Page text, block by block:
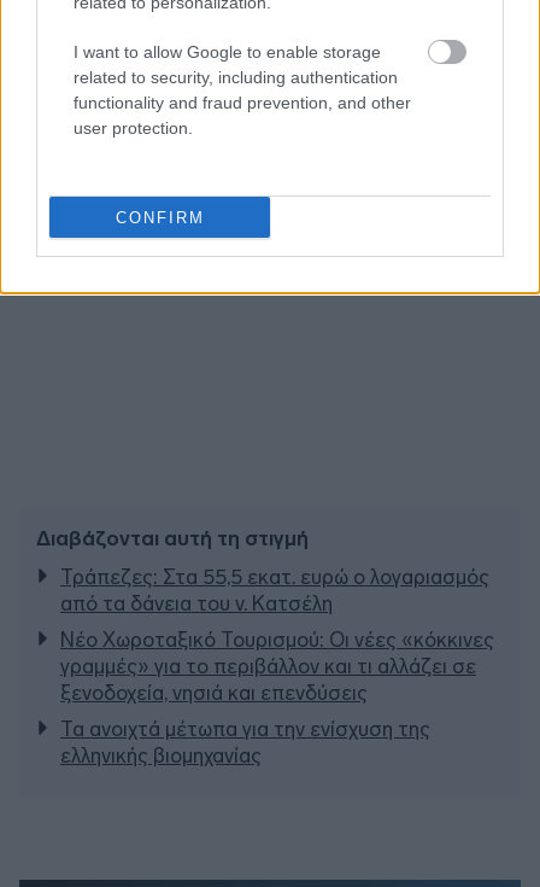
I want to allow Google to enable storage
related to security, including authentication
functionality and fraud prevention, and other
user protection.
CONFIRM
πρώτοι όλες τιςειδήσειςαπό την Ελλάδα και τον κόσμο.
Διαβάζονται αυτή τη στιγμή
Τράπεζες: Στα 55,5 εκατ. ευρώ ο λογαριασμός
από τα δάνεια του ν. Κατσέλη
Νέο Χωροταξικό Τουρισμού: Οι νέες «κόκκινες
γραμμές» για το περιβάλλον και τι αλλάζει σε
ξενοδοχεία, νησιά και επενδύσεις
Τα ανοιχτά μέτωπα για την ενίσχυση της
ελληνικής βιομηχανίας